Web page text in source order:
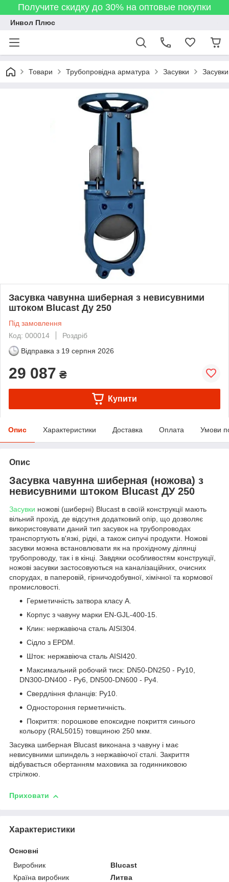
Получите скидку до 30% на оптовые покупки
Инвол Плюс
Товари Трубопровідна арматура Засувки
Засувка чавунна шиберная з невисувними
штоком Blucast Ду 250
Під замовлення
Код: 000014
Роздріб
Відправка з 19 серпня 2026
29 087 ₴
Купити
Опис Характеристики Доставка Оплата Умови
Опис
Засувка чавунна шиберная (ножова) з
невисувними штоком Blucast ДУ 250
Засувки ножові (шиберні) Blucast в своїй конструкції мають
вільний прохід, де відсутня додатковий опір, що дозволяє
використовувати даний тип засувок на трубопроводах
транспортують в'язкі, рідкі, а також сипучі продукти. Ножові
засувки можна встановлювати як на прохідному ділянці
трубопроводу, так і в кінці. Завдяки особливостям конструкції,
ножові засувки застосовуються на каналізаційних, очисних
спорудах, в паперовій, гірничодобувної, хімічної та кормової
промисловості.
Герметичність затвора класу А.
Корпус з чавуну марки EN-GJL-400-15.
Клин: нержавіюча сталь AISI304.
Сідло з EPDM.
Шток: нержавіюча сталь AISI420.
Максимальний робочий тиск: DN50-DN250 - Ру10,
DN300-DN400 - Ру6, DN500-DN600 - Ру4.
Свердління фланців: Ру10.
Одностороння герметичність.
Покриття: порошкове епоксидне покриття синього
кольору (RAL5015) товщиною 250 мкм.
Засувка шиберная Blucast виконана з чавуну і має
невисувними шпиндель з нержавіючої сталі. Закриття
відбувається обертанням маховика за годинниковою
стрілкою.
Приховати
Характеристики
Основні
Виробник
Blucast
Країна виробник
Литва